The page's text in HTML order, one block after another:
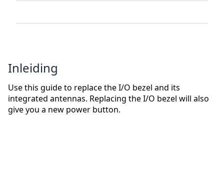
Inleiding
Use this guide to replace the I/O bezel and its
integrated antennas. Replacing the I/O bezel will also
give you a new power button.